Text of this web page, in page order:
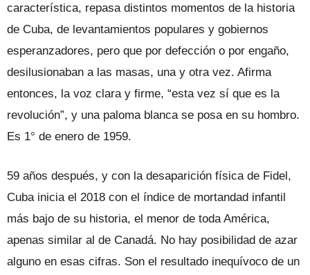
característica, repasa distintos momentos de la historia
de Cuba, de levantamientos populares y gobiernos
esperanzadores, pero que por defección o por engaño,
desilusionaban a las masas, una y otra vez. Afirma
entonces, la voz clara y firme, “esta vez sí que es la
revolución”, y una paloma blanca se posa en su hombro.
Es 1° de enero de 1959.
59 años después, y con la desaparición física de Fidel,
Cuba inicia el 2018 con el índice de mortandad infantil
más bajo de su historia, el menor de toda América,
apenas similar al de Canadá. No hay posibilidad de azar
alguno en esas cifras. Son el resultado inequívoco de un